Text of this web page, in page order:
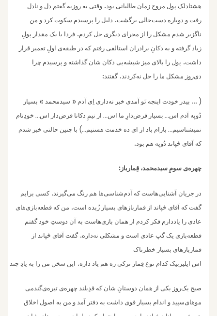
هشتادلک‌ پول مروج زمان طالبانی بود.‌ وقتی به روزبه گفتم دل‌ و نادل
رفت و دوباره دست‌خالی برگشت. دلیل را پرسیدم سکوت کرد و من
ناگزیر شدم مشکل را از مجرای دیگری حل کردم. فردا با یک‌ مقدار پولِ
زیاد گرفته و به دکانِ برادران استالفی رفتم که در طبقه‌ی اولِ تعمیر قرار
داشت.‌ پول را بالای میز شیشه‌یی دکان شان گذاشته و پرسیدم چرا
دی‌روز مشکل ما را حل نه‌کردند.گفتند:
(
… بیدر خودت اینجه نَو آمدی خبر نه‌داری اِی آدم « سیدمحمد » بسیار
دُوپه آدم اس… بسیار قرض‌دارِ ما اس… از نیمِ دکانا قرض‌دار اس… خودِتام
نمیشناسیم… بازام باد از ای ده خذمت هستیم…
) با چنین حالتی خبر شدم
که آقای څپاند دُوپه هم بود .
چهره‌‌ی سومِ سیدمحمد، قِمارباز :
در جریان آشنایی‌هاست که آدم‌شناسی‌ها هم رنگ می‌گیرند .کسی برایم
گفت که آقای څپاند از قماربازهای بسیار زُبده است. من که قطعه‌بازی‌های
عادی را یاددارم فکر کردم از همان بازی‌هاست به آن دوستِ خود گفتم
قطعه‌بازی یک گپ عادی است و مشکلی نه‌داره.گفت آقای څپاند از
قماربازهای بسیار خطرناک
اس ایلیربیک کدام نوع قِمار ترکی ره هم یاد داره. این سخن من را به یادِ چند
صبح یک‌روز یکی از همان دوستانِ شان که قدِبلند چهره‌ی تیره‌‌ی‌گندمی‌
موهای‌سپید و اندام بسیار قوی داشت به دفتر آمد و من به اصول اخلاق